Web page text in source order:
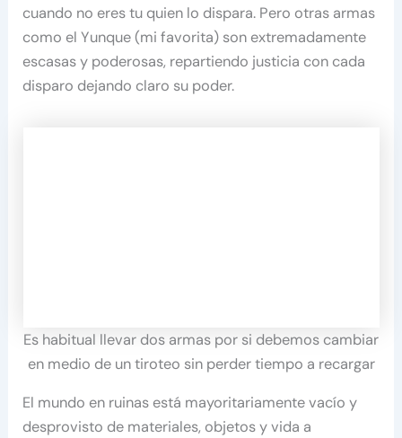
cuando no eres tu quien lo dispara. Pero otras armas
como el Yunque (mi favorita) son extremadamente
escasas y poderosas, repartiendo justicia con cada
disparo dejando claro su poder.
Es habitual llevar dos armas por si debemos cambiar
en medio de un tiroteo sin perder tiempo a recargar
El mundo en ruinas está mayoritariamente vacío y
desprovisto de materiales, objetos y vida a